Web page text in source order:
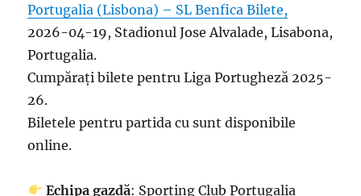
Portugalia (Lisbona) – SL Benfica Bilete,
2026-04-19, Stadionul Jose Alvalade, Lisabona,
Portugalia.
Cumpărați bilete pentru Liga Portugheză 2025-
26.
Biletele pentru partida cu sunt disponibile
online.
Echipa gazdă: Sporting Club Portugalia